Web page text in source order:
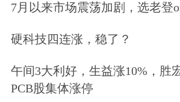
7月以来市场震荡加剧，选老登
硬科技四连涨，稳了？
午间3大利好，生益涨10%，胜
PCB股集体涨停